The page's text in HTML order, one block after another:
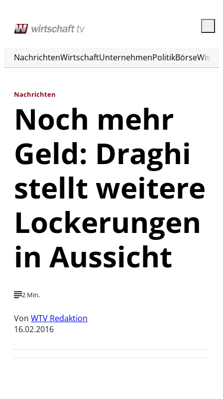
NachrichtenWirtschaftUnternehmenPolitikBörse
Nachrichten
Noch mehr
Geld: Draghi
stellt weitere
Lockerungen
in Aussicht
2 Min.
Von WTV Redaktion
16.02.2016